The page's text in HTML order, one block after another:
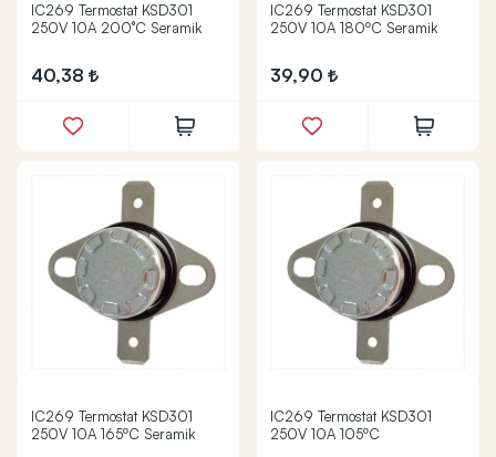
IC269 Termostat KSD301
250V 10A 200°C Seramik
40,38
IC269 Termostat KSD301
250V 10A 180ºC Seramik
39,90
IC269 Termostat KSD301
250V 10A 165ºC Seramik
IC269 Termostat KSD301
250V 10A 105ºC